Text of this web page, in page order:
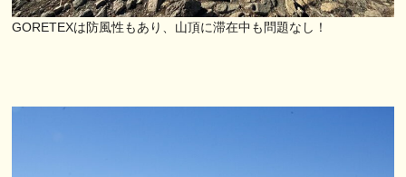
GORETEXは防風性もあり、山頂に滞在中も問題なし！